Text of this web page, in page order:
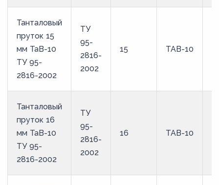
Танталовый
пруток 15
мм ТаВ-10
ТУ 95-
2816-2002
ТУ
95-
2816-
2002
15 ТАВ-10
Танталовый
пруток 16
мм ТаВ-10
ТУ 95-
2816-2002
ТУ
95-
2816-
2002
16 ТАВ-10